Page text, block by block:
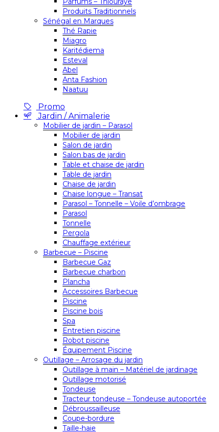
Produits Traditionnels
Sénégal en Marques
Thé Rapie
Miagro
Karitédiema
Esteval
Abel
Anta Fashion
Naatuu
Promo
Jardin / Animalerie
Mobilier de jardin – Parasol
Mobilier de jardin
Salon de jardin
Salon bas de jardin
Table et chaise de jardin
Table de jardin
Chaise de jardin
Chaise longue – Transat
Parasol – Tonnelle – Voile d’ombrage
Parasol
Tonnelle
Pergola
Chauffage extérieur
Barbecue – Piscine
Barbecue Gaz
Barbecue charbon
Plancha
Accessoires Barbecue
Piscine
Piscine bois
Spa
Entretien piscine
Robot piscine
Équipement Piscine
Outillage – Arrosage du jardin
Outillage à main – Matériel de jardinage
Outillage motorisé
Tondeuse
Tracteur tondeuse – Tondeuse autoportée
Débroussailleuse
Coupe-bordure
Taille-haie